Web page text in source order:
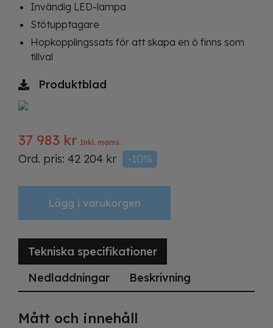
Invändig LED-lampa
Stötupptagare
Hopkopplingssats för att skapa en ö finns som
tillval
Produktblad
37 983 kr Inkl. moms
Ord. pris: 42 204 kr -10%
Lägg i varukorgen
Tekniska specifikationer
Nedladdningar
Beskrivning
Mått och innehåll